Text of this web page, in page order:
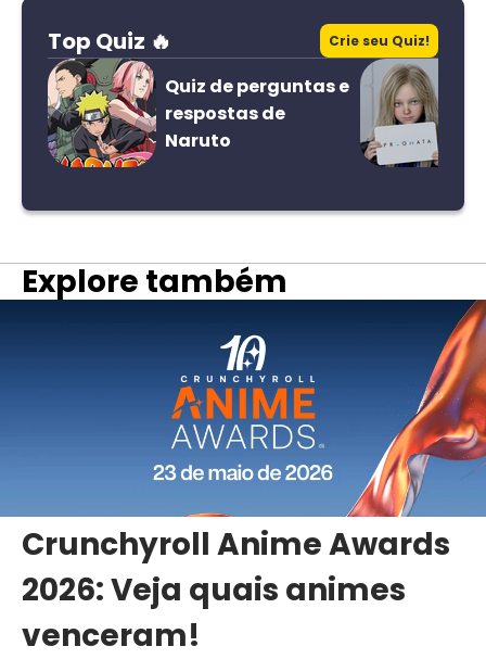
Top Quiz 🔥 Crie seu Quiz!
Quiz de perguntas e
respostas de
Naruto
Explore também
Crunchyroll Anime Awards
2026: Veja quais animes
venceram!